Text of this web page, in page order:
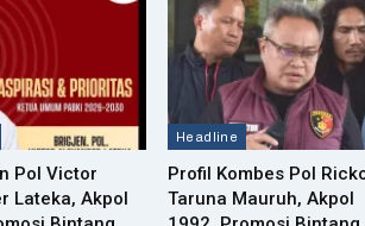
Pol Victor
Lateka, Akpol
Headline
Profil Kombes Pol
Taruna Mauruh, Akpol